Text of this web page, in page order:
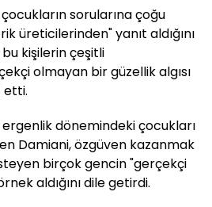
sorularına çoğu
üreticilerinden" yanıt aldığını
kişilerin çeşitli
olmayan bir güzellik algısı
etti.
dönemindeki çocukları
Damiani, özgüven kazanmak
birçok gencin "gerçekçi
aldığını dile getirdi.